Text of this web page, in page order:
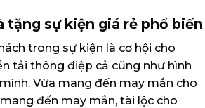
tặng sự kiện giá rẻ phổ biến
trong sự kiện là cơ hội cho
tải thông điệp cả cũng như hình
Vừa mang đến may mắn cho
đến may mắn, tài lộc cho